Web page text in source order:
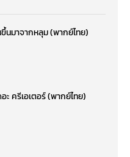
นมาจากหลุม (พากย์ไทย)
ะ ครีเอเตอร์ (พากย์ไทย)